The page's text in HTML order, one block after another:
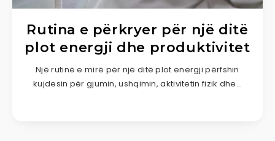
Rutina e përkryer për një ditë
plot energji dhe produktivitet
Një rutinë e mirë për një ditë plot energji përfshin
kujdesin për gjumin, ushqimin, aktivitetin fizik dhe…